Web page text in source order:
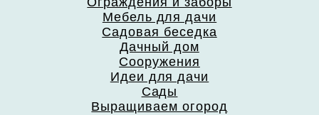
Мебель для дачи
Садовая беседка
Дачный дом
Сооружения
Идеи для дачи
Сады
Выращиваем огород